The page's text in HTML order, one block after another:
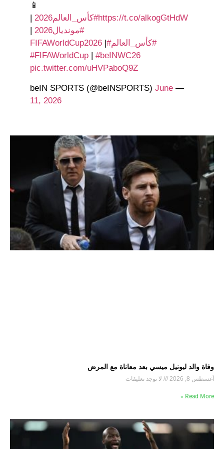
📱
https://t.co/alkogGtHdW#كأس_العالم2026
|
#مونديال2026
|
#كأس_العالم#FIFAWorldCup2026
|
#FIFAWorldCup | #beINWC26
pic.twitter.com/uHVPaboQ9Z
— beIN SPORTS (@beINSPORTS)
June
11, 2026
وفاة والد ليونيل ميسي بعد معاناة مع المرض
أغسطس 8, 2026 لا توجد تعليقات
Read More »